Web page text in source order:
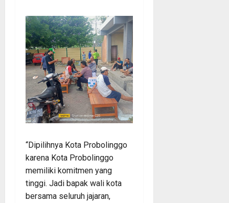
“Dipilihnya Kota Probolinggo
karena Kota Probolinggo
memiliki komitmen yang
tinggi. Jadi bapak wali kota
bersama seluruh jajaran,